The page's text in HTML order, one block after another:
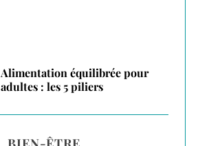
Alimentation équilibrée pour
adultes : les 5 piliers